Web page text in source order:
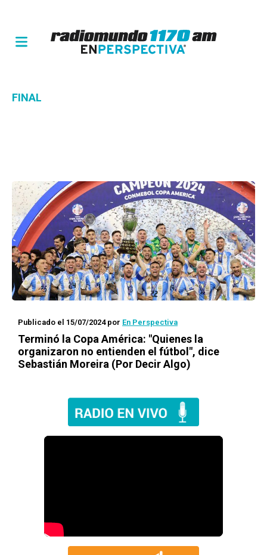
FINAL
Publicado el 15/07/2024por En Perspectiva
Terminó la Copa América: "Quienes la
organizaron no entienden el fútbol", dice
Sebastián Moreira (Por Decir Algo)